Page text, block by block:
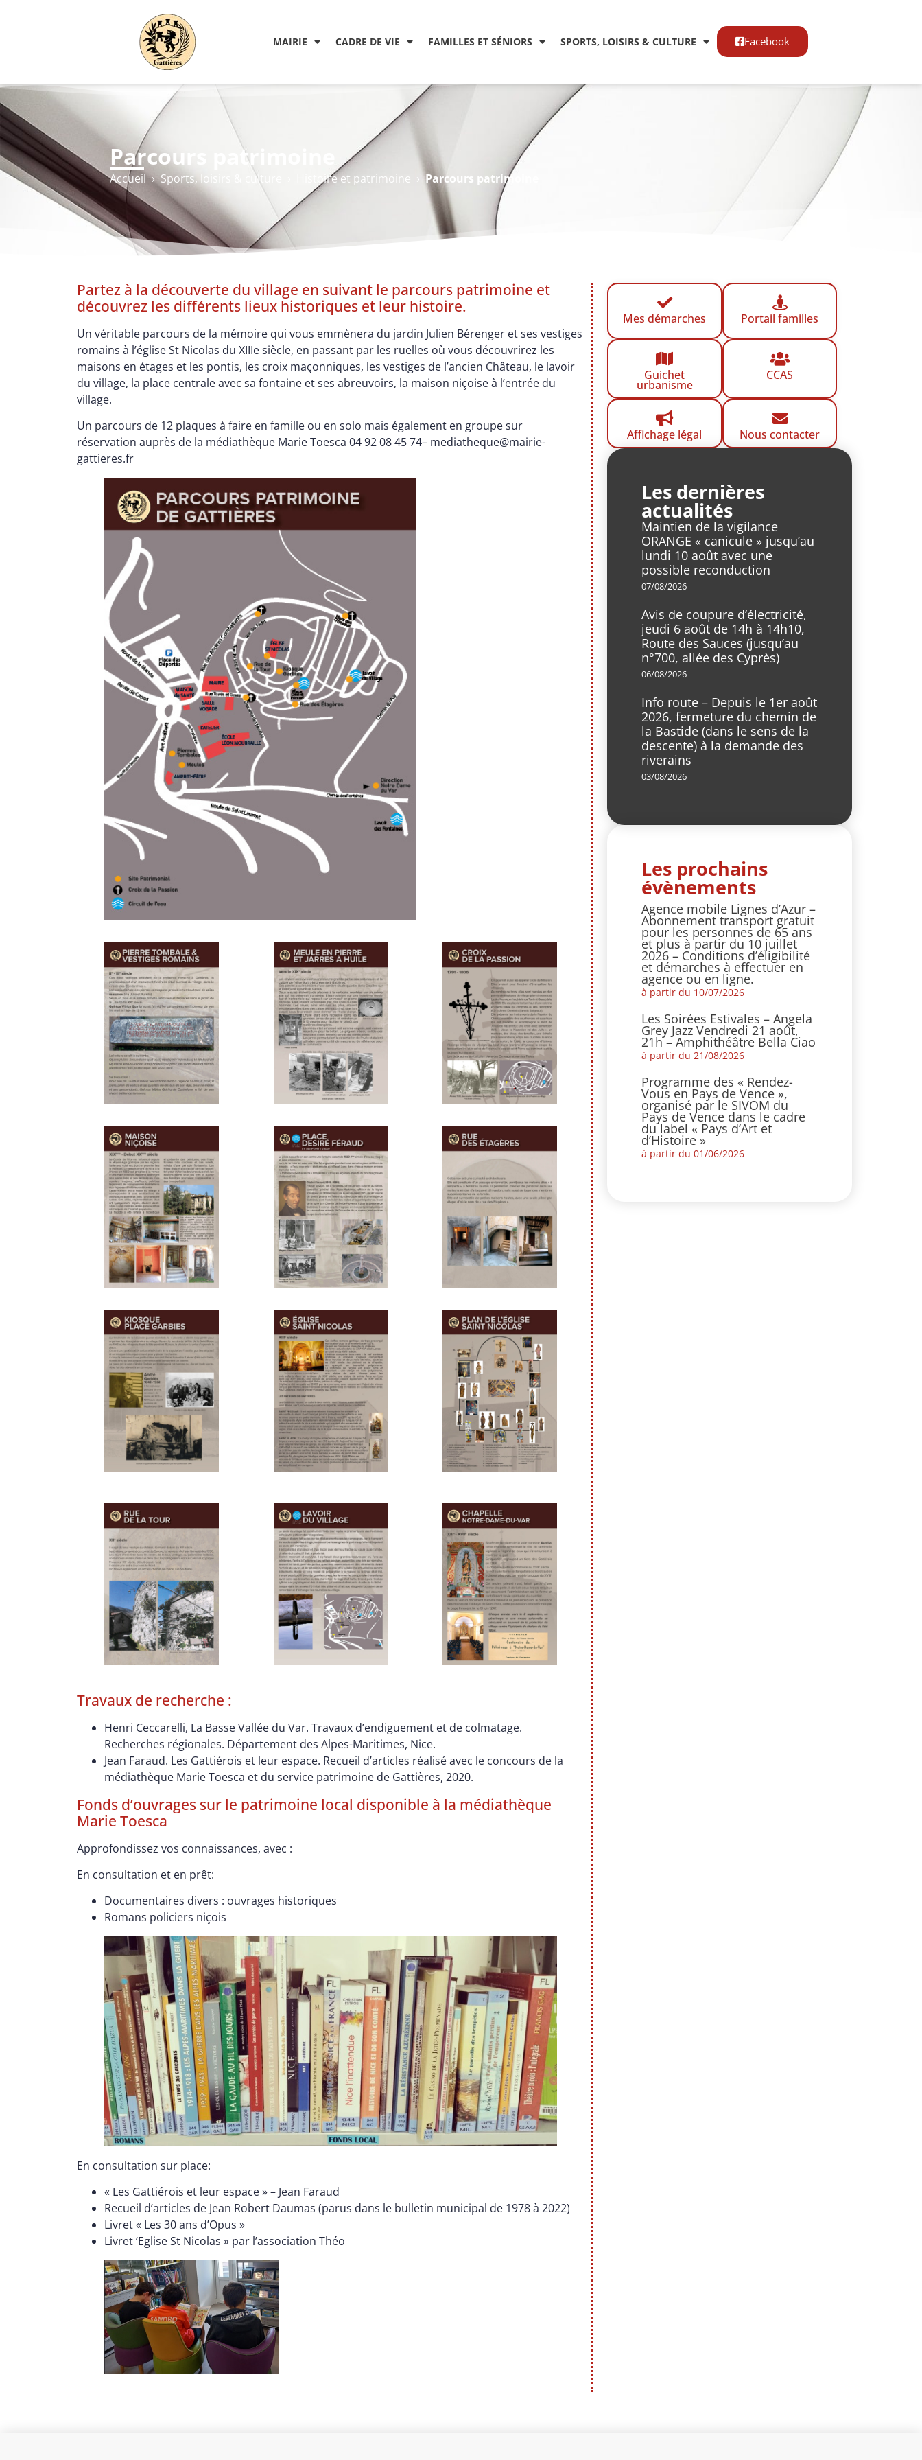
MAIRIE CADRE DE VIE FAMILLES ET SÉNIORS SPORTS, LOISIRS & CULTURE Facebook
Parcours patrimoine
Accueil› Sports, loisirs & culture Histoire et patrimoine ›Parcours patrimoine
Partez à la découverte du village en suivant le parcours patrimoine et
découvrez les différents lieux historiques et leur histoire.
Un véritable parcours de la mémoire qui vous emmènera du jardin Julien Bérenger et ses vestiges
romains à l’église St Nicolas du XIIIe siècle, en passant par les ruelles où vous découvrirez les
maisons en étages et les pontis, les croix maçonniques, les vestiges de l’ancien Château, le lavoir
du village, la place centrale avec sa fontaine et ses abreuvoirs, la maison niçoise à l’entrée du
village.
Un parcours de 12 plaques à faire en famille ou en solo mais également en groupe sur
réservation auprès de la médiathèque Marie Toesca 04 92 08 45 74– mediatheque@mairie-
gattieres.fr
Travaux de recherche :
Henri Ceccarelli, La Basse Vallée du Var. Travaux d’endiguement et de colmatage.
Recherches régionales. Département des Alpes-Maritimes, Nice.
Jean Faraud. Les Gattiérois et leur espace. Recueil d’articles réalisé avec le concours de la
médiathèque Marie Toesca et du service patrimoine de Gattières, 2020.
Fonds d’ouvrages sur le patrimoine local disponible à la médiathèque
Marie Toesca
Approfondissez vos connaissances, avec :
En consultation et en prêt:
Documentaires divers : ouvrages historiques
Romans policiers niçois
En consultation sur place:
« Les Gattiérois et leur espace » – Jean Faraud
Recueil d’articles de Jean Robert Daumas (parus dans le bulletin municipal de 1978 à 2022)
Livret « Les 30 ans d’Opus »
Livret ‘Eglise St Nicolas » par l’association Théo
Mes démarches Portail familles
Guichet
urbanisme
CCAS
Affichage légal Nous contacter
Les dernières
actualités
Maintien de la vigilance
ORANGE « canicule » jusqu’au
lundi 10 août avec une
possible reconduction
07/08/2026
Avis de coupure d’électricité,
jeudi 6 août de 14h à 14h10,
Route des Sauces (jusqu’au
n°700, allée des Cyprès)
06/08/2026
Info route – Depuis le 1er août
2026, fermeture du chemin de
la Bastide (dans le sens de la
descente) à la demande des
riverains
03/08/2026
Les prochains
évènements
Agence mobile Lignes d’Azur –
Abonnement transport gratuit
pour les personnes de 65 ans
et plus à partir du 10 juillet
2026 – Conditions d’éligibilité
et démarches à effectuer en
agence ou en ligne.
à partir du 10/07/2026
Les Soirées Estivales – Angela
Grey Jazz Vendredi 21 août,
21h – Amphithéâtre Bella Ciao
à partir du 21/08/2026
Programme des « Rendez-
Vous en Pays de Vence »,
organisé par le SIVOM du
Pays de Vence dans le cadre
du label « Pays d’Art et
d’Histoire »
à partir du 01/06/2026